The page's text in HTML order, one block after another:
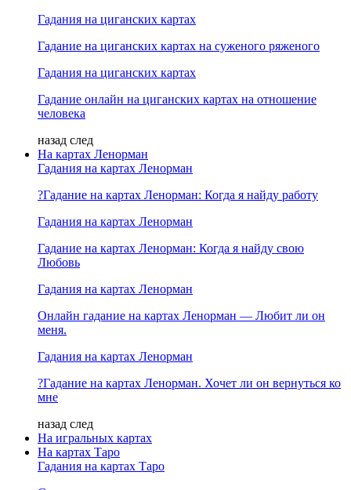
Гадания на циганских картах
Гадание на циганских картах на суженого ряженого
Гадания на циганских картах
Гадание онлайн на циганских картах на отношение
человека
назад след
На картах Ленорман
Гадания на картах Ленорман
?Гадание на картах Ленорман: Когда я найду работу
Гадания на картах Ленорман
Гадание на картах Ленорман: Когда я найду свою
Любовь
Гадания на картах Ленорман
Онлайн гадание на картах Ленорман — Любит ли он
меня.
Гадания на картах Ленорман
?Гадание на картах Ленорман. Хочет ли он вернуться ко
мне
назад след
На игральных картах
На картах Таро
Гадания на картах Таро